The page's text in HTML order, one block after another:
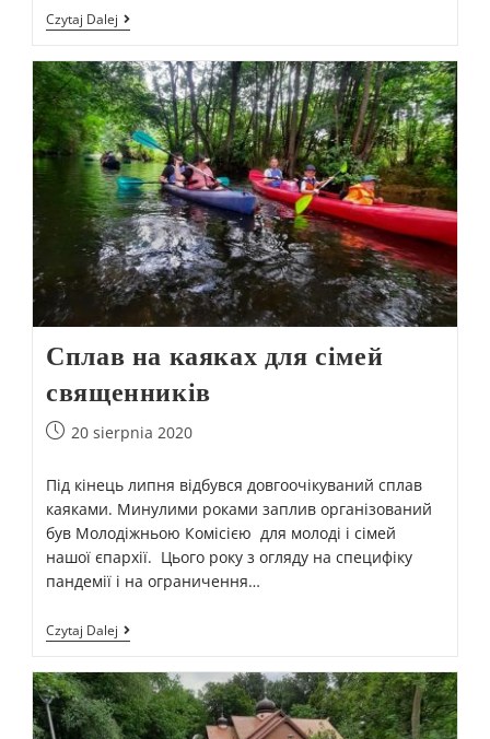
Czytaj Dalej
Сплав на каяках для сімей
священників
20 sierpnia 2020
Під кінець липня відбувся довгоочікуваний сплав
каяками. Минулими роками заплив організований
був Молодіжньою Комісією для молоді і сімей
нашої єпархії. Цього року з огляду на специфіку
пандемії і на ограничення…
Czytaj Dalej